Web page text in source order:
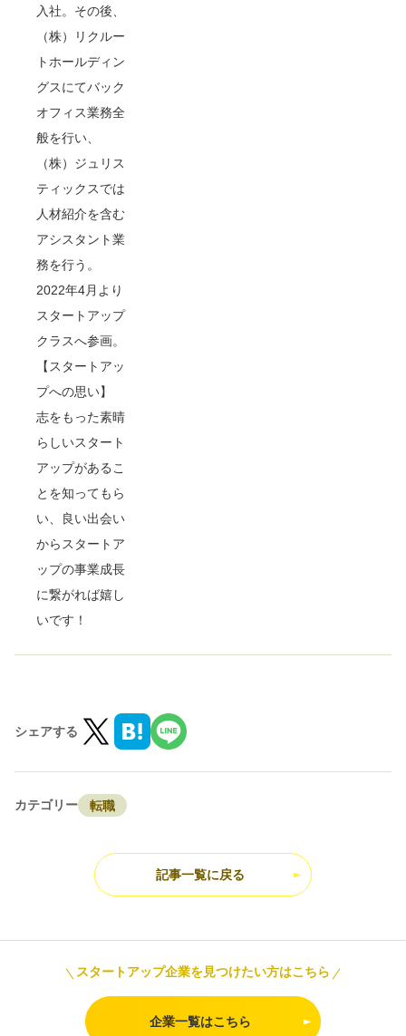
入社。その後、
（株）リクルー
トホールディン
グスにてバック
オフィス業務全
般を行い、
（株）ジュリス
ティックスでは
人材紹介を含む
アシスタント業
務を行う。
2022年4月より
スタートアップ
クラスへ参画。
【スタートアッ
プへの思い】
志をもった素晴
らしいスタート
アップがあるこ
とを知ってもら
い、良い出会い
からスタートア
ップの事業成長
に繋がれば嬉し
いです！
シェアする
カテゴリー 転職
記事一覧に戻る
スタートアップ企業を見つけたい方はこちら
企業一覧はこちら